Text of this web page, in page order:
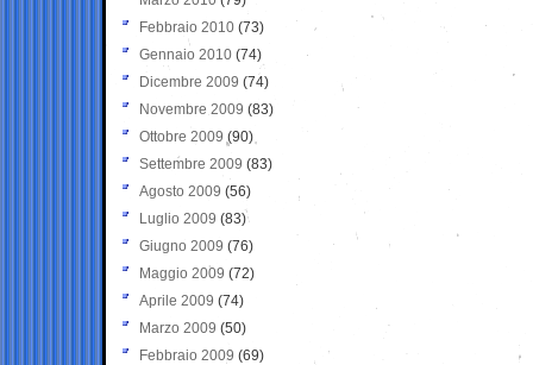
Febbraio 2010 (73)
Gennaio 2010 (74)
Dicembre 2009 (74)
Novembre 2009 (83)
Ottobre 2009 (90)
Settembre 2009 (83)
Agosto 2009 (56)
Luglio 2009 (83)
Giugno 2009 (76)
Maggio 2009 (72)
Aprile 2009 (74)
Marzo 2009 (50)
Febbraio 2009 (69)